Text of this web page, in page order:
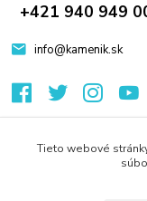
+421 940 949
info@kamenik.sk
Tieto webové